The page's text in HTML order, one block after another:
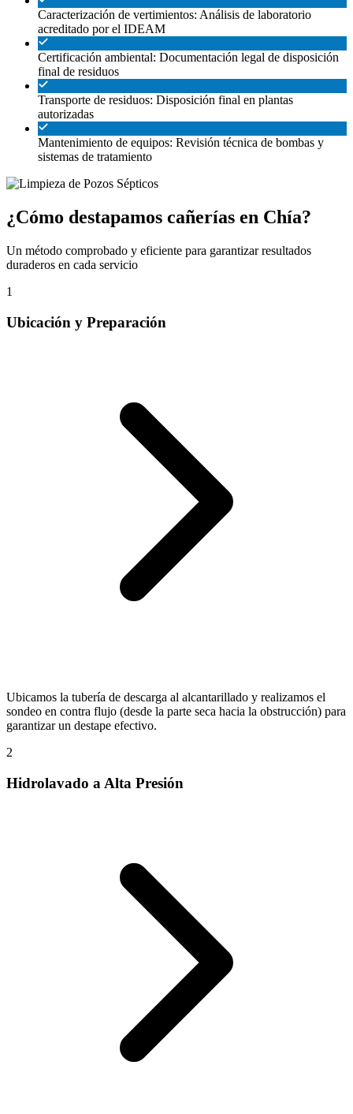
Caracterización de vertimientos: Análisis de laboratorio
acreditado por el IDEAM
Certificación ambiental: Documentación legal de disposición
final de residuos
Transporte de residuos: Disposición final en plantas
autorizadas
Mantenimiento de equipos: Revisión técnica de bombas y
sistemas de tratamiento
¿Cómo destapamos cañerías en Chía?
Un método comprobado y eficiente para garantizar resultados
duraderos en cada servicio
1
Ubicación y Preparación
Ubicamos la tubería de descarga al alcantarillado y realizamos el
sondeo en contra flujo (desde la parte seca hacia la obstrucción) para
garantizar un destape efectivo.
2
Hidrolavado a Alta Presión